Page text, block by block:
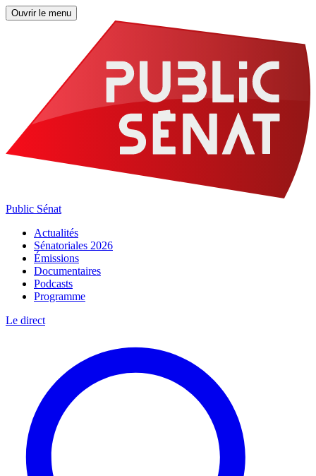
Ouvrir le menu
Public Sénat
Actualités
Sénatoriales 2026
Émissions
Documentaires
Podcasts
Programme
Le direct